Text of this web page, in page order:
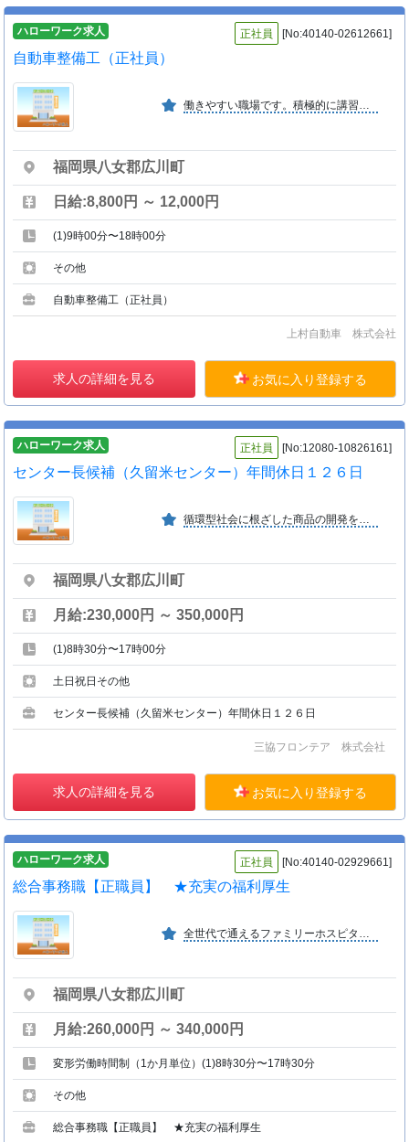
ハローワーク求人 正社員 [No:40140-02612661]
自動車整備工（正社員）
働きやすい職場です。積極的に講習会への参加もでき、より良い技術を習得することができます。
福岡県八女郡広川町
日給:8,800円 ～ 12,000円
(1)9時00分〜18時00分
その他
自動車整備工（正社員）
上村自動車 株式会社
求人の詳細を見る お気に入り登録する
ハローワーク求人 正社員 [No:12080-10826161]
センター長候補（久留米センター）年間休日１２６日
循環型社会に根ざした商品の開発を通じ、社会環境の改善を提案している会社です。福利厚生としてベネフィットステーション、星野リゾートと契約しています。
福岡県八女郡広川町
月給:230,000円 ～ 350,000円
(1)8時30分〜17時00分
土日祝日その他
センター長候補（久留米センター）年間休日１２６日
三協フロンテア 株式会社
求人の詳細を見る お気に入り登録する
ハローワーク求人 正社員 [No:40140-02929661]
総合事務職【正職員】 ★充実の福利厚生
全世代で通えるファミリーホスピタルをモットーに、医療・介護・教育を通し、地域に貢献できるよう運営しています。女性が働きやすい環境も整っており、産休・育休取得率１００％！
福岡県八女郡広川町
月給:260,000円 ～ 340,000円
変形労働時間制（1か月単位）(1)8時30分〜17時30分
その他
総合事務職【正職員】 ★充実の福利厚生